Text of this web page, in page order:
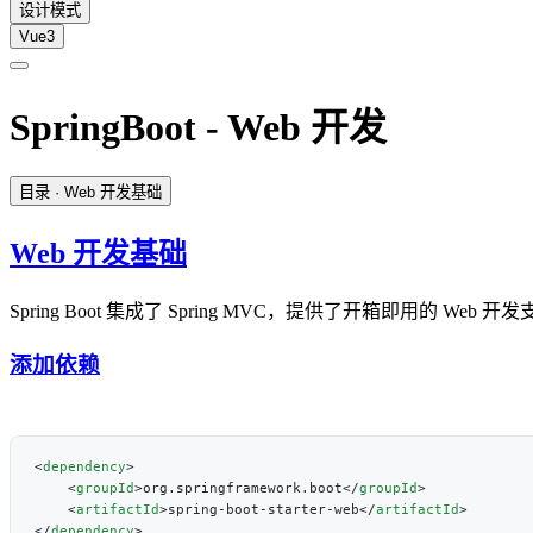
设计模式
Vue3
SpringBoot - Web 开发
目录 · Web 开发基础
Web 开发基础
Spring Boot 集成了 Spring MVC，提供了开箱即用的 Web 开发
添加依赖
<dependency
    <
groupId>org.springframework.boot</groupId
    <
artifactId>spring-boot-starter-web</artifactId